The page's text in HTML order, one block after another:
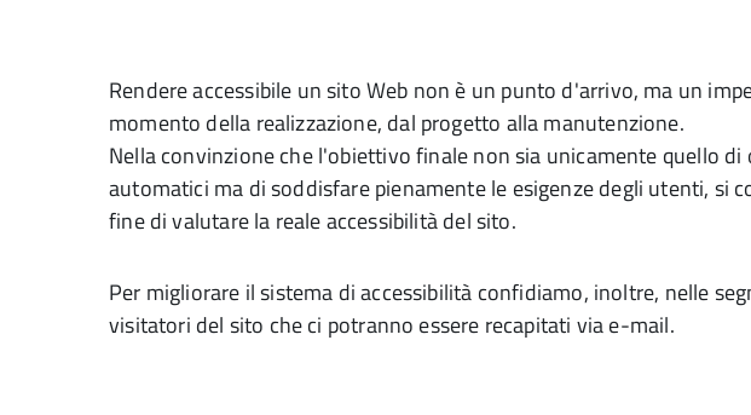
Rendere accessibile un sito Web non è un punto d'arrivo, ma un
momento della realizzazione, dal progetto alla manutenzione.
Nella convinzione che l'obiettivo finale non sia unicamente quello
automatici ma di soddisfare pienamente le esigenze degli utenti, si
fine di valutare la reale accessibilità del sito.
Per migliorare il sistema di accessibilità confidiamo, inoltre, nelle
visitatori del sito che ci potranno essere recapitati via e-mail.